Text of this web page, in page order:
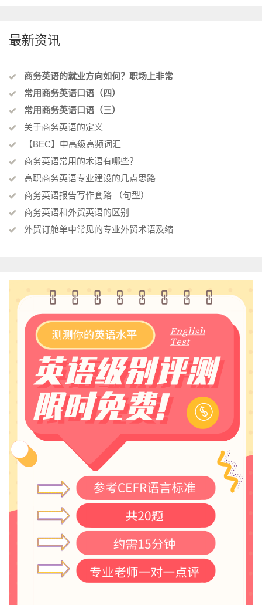
最新资讯
商务英语的就业方向如何？职场上非常
常用商务英语口语（四）
常用商务英语口语（三）
关于商务英语的定义
【BEC】中高级高频词汇
商务英语常用的术语有哪些？
高职商务英语专业建设的几点思路
商务英语报告写作套路 （句型）
商务英语和外贸英语的区别
外贸订舱单中常见的专业外贸术语及缩